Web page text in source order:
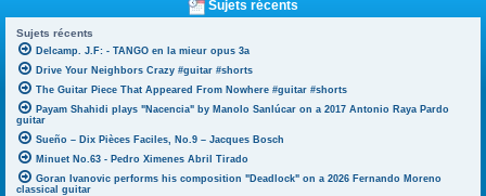
Sujets récents
Sujets récents
Delcamp. J.F: - TANGO en la mieur opus 3a
Drive Your Neighbors Crazy #guitar #shorts
The Guitar Piece That Appeared From Nowhere #guitar #shorts
Payam Shahidi plays "Nacencia" by Manolo Sanlúcar on a 2017 Antonio Raya Pardo
guitar
Sueño – Dix Pièces Faciles, No.9 – Jacques Bosch
Minuet No.63 - Pedro Ximenes Abril Tirado
Goran Ivanovic performs his composition "Deadlock" on a 2026 Fernando Moreno
classical guitar